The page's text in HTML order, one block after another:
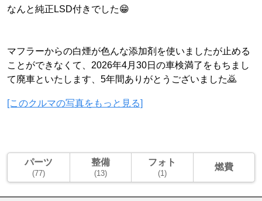
なんと純正LSD付きでした😁
マフラーからの白煙が色んな添加剤を使いましたが止める
ことができなくて、2026年4月30日の車検満了をもちまし
て廃車といたします、5年間ありがとうございました🙇
[このクルマの写真をもっと見る]
パーツ
(77)
整備
(13)
フォト
(1)
燃費